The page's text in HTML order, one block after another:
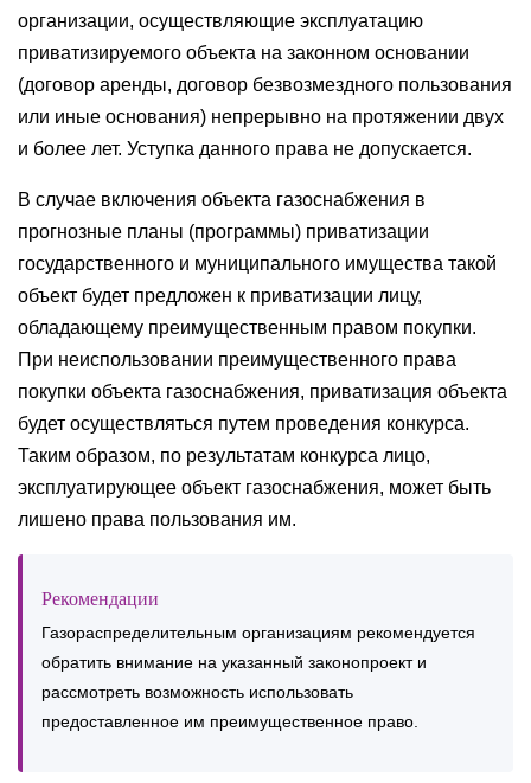
организации, осуществляющие эксплуатацию
приватизируемого объекта на законном основании
(договор аренды, договор безвозмездного пользования
или иные основания) непрерывно на протяжении двух
и более лет. Уступка данного права не допускается.
В случае включения объекта газоснабжения в
прогнозные планы (программы) приватизации
государственного и муниципального имущества такой
объект будет предложен к приватизации лицу,
обладающему преимущественным правом покупки.
При неиспользовании преимущественного права
покупки объекта газоснабжения, приватизация объекта
будет осуществляться путем проведения конкурса.
Таким образом, по результатам конкурса лицо,
эксплуатирующее объект газоснабжения, может быть
лишено права пользования им.
Рекомендации
Газораспределительным организациям рекомендуется
обратить внимание на указанный законопроект и
рассмотреть возможность использовать
предоставленное им преимущественное право.